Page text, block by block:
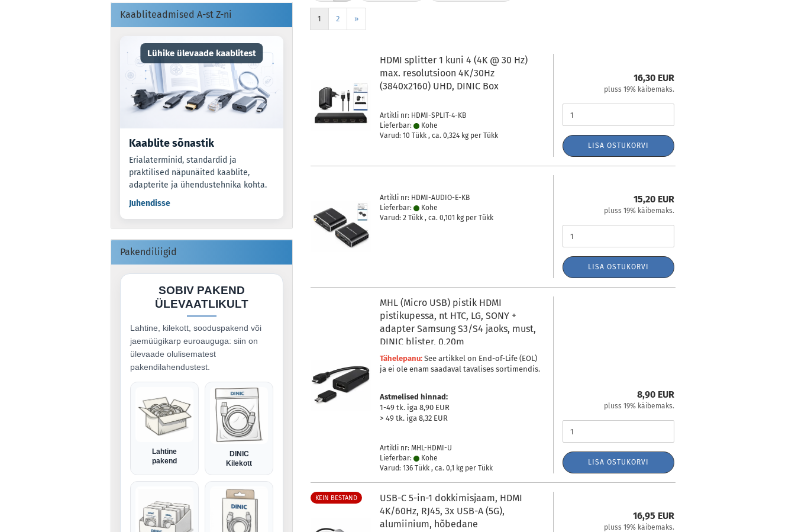
1 2 »
HDMI splitter 1 kuni 4 (4K @ 30 Hz)
max. resolutsioon 4K/30Hz
(3840x2160) UHD, DINIC Box
Artikli nr: HDMI-SPLIT-4-KB
Lieferbar:
Kohe
Varud: 10 Tükk , ca.0,324 kg per Tükk
16,30 EUR
pluss 19% käibemaks.
LISA OSTUKORVI
Artikli nr: HDMI-AUDIO-E-KB
Lieferbar:
Kohe
Varud: 2 Tükk , ca.0,101 kg per Tükk
15,20 EUR
pluss 19% käibemaks.
LISA OSTUKORVI
MHL (Micro USB) pistik HDMI
pistikupessa, nt HTC, LG, SONY +
adapter Samsung S3/S4 jaoks, must,
DINIC blister, 0,20m
Tähelepanu: See artikkel on End-of-Life (EOL)
ja ei ole enam saadaval tavalises sortimendis.
Astmelised hinnad:
1-49 tk. iga 8,90 EUR
> 49 tk. iga 8,32 EUR
Artikli nr: MHL-HDMI-U
Lieferbar:
Kohe
Varud: 136 Tükk , ca.0,1 kg per Tükk
8,90 EUR
pluss 19% käibemaks.
LISA OSTUKORVI
KEIN BESTAND
USB-C 5-in-1 dokkimisjaam, HDMI
4K/60Hz, RJ45, 3x USB-A (5G),
alumiinium, hõbedane
16,95 EUR
pluss 19% käibemaks.
Kaabliteadmised A-st Z-ni
Lühike ülevaade kaablitest
Kaablite sõnastik
Erialaterminid, standardid ja
praktilised näpunäited kaablite,
adapterite ja ühendustehnika kohta.
Juhendisse
Pakendiliigid
SOBIV PAKEND
ÜLEVAATLIKULT
Lahtine, kilekott, sooduspakend või
jaemüügikarp euroauguga: siin on
ülevaade olulisematest
pakendilahendustest.
Lahtine
pakend
DINIC
Kilekott